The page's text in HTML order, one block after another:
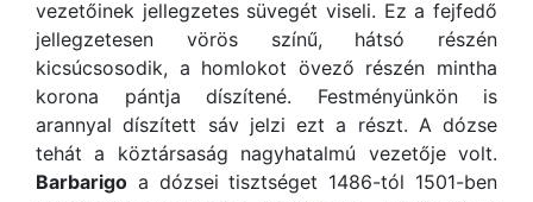
vezetőinek jellegzetes süvegét viseli. Ez a fejfedő
jellegzetesen vörös színű, hátsó részén
kicsúcsosodik, a homlokot övező részén mintha
korona pántja díszítené. Festményünkön is
arannyal díszített sáv jelzi ezt a részt. A dózse
tehát a köztársaság nagyhatalmú vezetője volt.
Barbarigo a dózsei tisztséget 1486-tól 1501-ben